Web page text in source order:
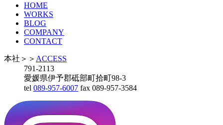
HOME
WORKS
BLOG
COMPANY
CONTACT
本社 ＞＞ ACCESS
791-2113
愛媛県伊予郡砥部町拾町98-3
tel 089-957-6007 fax 089-957-3584